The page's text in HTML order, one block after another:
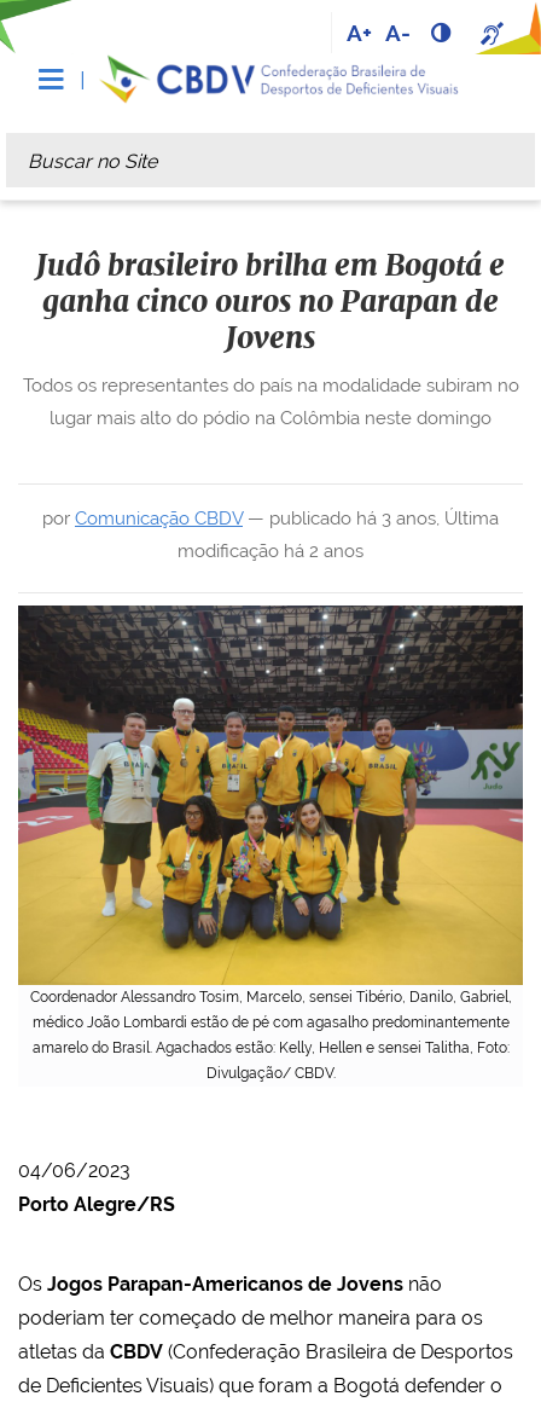
A+ A-
Busca
Busca Avançada…
Coordenador Alessandro Tosim, Marcelo, sensei Tibério, Danilo, Gabriel,
médico João Lombardi estão de pé com agasalho predominantemente
amarelo do Brasil. Agachados estão: Kelly, Hellen e sensei Talitha, Foto:
Divulgação/ CBDV.
Judô brasileiro brilha em Bogotá e
ganha cinco ouros no Parapan de
Jovens
por Comunicação CBDV— publicado há 3 anos, Última
modificação há 2 anos
Todos os representantes do país na modalidade subiram no
lugar mais alto do pódio na Colômbia neste domingo
04/06/2023
Porto Alegre/RS
Os Jogos Parapan-Americanos de Jovens não
poderiam ter começado de melhor maneira para os
atletas da CBDV (Confederação Brasileira de Desportos
de Deficientes Visuais) que foram a Bogotá defender o